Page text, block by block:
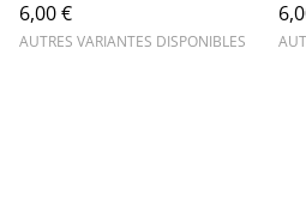
6,00 €
AUTRES VARIANTES DISPONIBLES